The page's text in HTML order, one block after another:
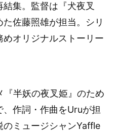
集。監督は『犬夜叉
佐藤照雄が担当。シリ
オリジナルストーリー
『半妖の夜叉姫』のため
作詞・作曲をUruが担
ミュージシャンYaffle